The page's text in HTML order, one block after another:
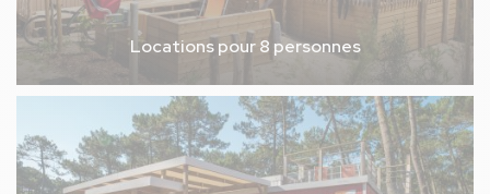
Locations pour 8 personnes